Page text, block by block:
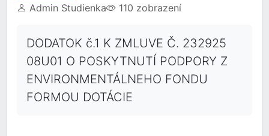
Admin Studienka
110 zobrazení
DODATOK č.1 K ZMLUVE Č. 232925
08U01 O POSKYTNUTÍ PODPORY Z
ENVIRONMENTÁLNEHO FONDU
FORMOU DOTÁCIE